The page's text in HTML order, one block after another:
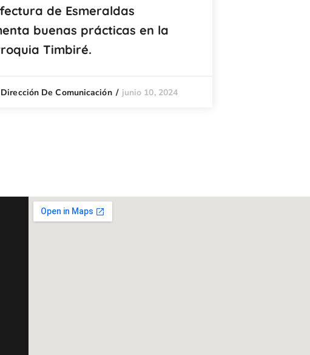
de Esmeraldas
buenas prácticas en la
Timbiré.
Dirección De Comunicación junio 10, 2024